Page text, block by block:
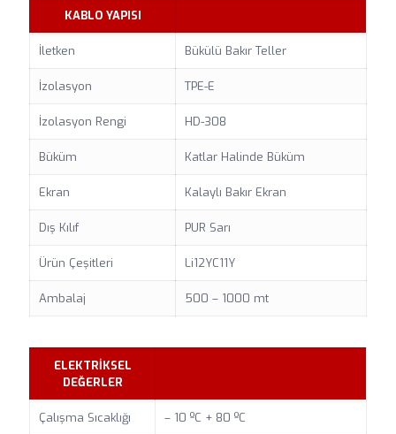
KABLO YAPISI
İletken Bükülü Bakır Teller
İzolasyon TPE-E
İzolasyon Rengi HD-308
Büküm Katlar Halinde Büküm
Ekran Kalaylı Bakır Ekran
Dış Kılıf PUR Sarı
Ürün Çeşitleri Li12YC11Y
Ambalaj 500 – 1000 mt
ELEKTRİKSEL
DEĞERLER
Çalışma Sıcaklığı – 10 ºC + 80 ºC